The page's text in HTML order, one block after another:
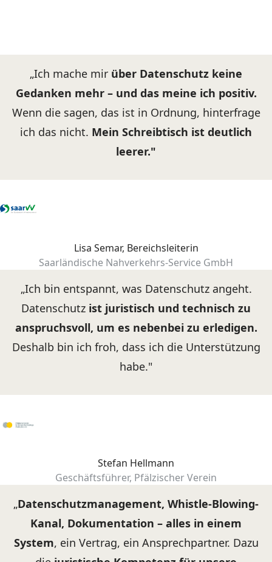
„Ich mache mir über Datenschutz keine
Gedanken mehr – und das meine ich positiv.
Wenn die sagen, das ist in Ordnung, hinterfrage
ich das nicht. Mein Schreibtisch ist deutlich
leerer."
Lisa Semar, Bereichsleiterin
Saarländische Nahverkehrs-Service GmbH
„Ich bin entspannt, was Datenschutz angeht.
Datenschutz ist juristisch und technisch zu
anspruchsvoll, um es nebenbei zu erledigen.
Deshalb bin ich froh, dass ich die Unterstützung
habe."
Stefan Hellmann
Geschäftsführer, Pfälzischer Verein
„Datenschutzmanagement, Whistle-Blowing-
Kanal, Dokumentation – alles in einem
System, ein Vertrag, ein Ansprechpartner. Dazu